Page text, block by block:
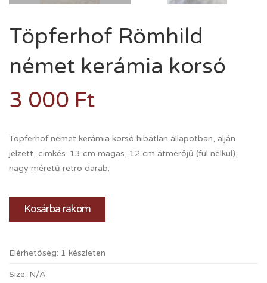
Töpferhof Römhild
német kerámia korsó
3 000 Ft
Töpferhof német kerámia korsó hibátlan állapotban, alján
jelzett, cimkés. 13 cm magas, 12 cm átmérőjű (fül nélkül),
nagy méretű retro darab.
Kosárba rakom
Elérhetőség: 1 készleten
Size: N/A